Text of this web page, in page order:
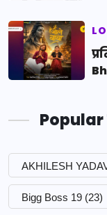
Popular
AKHILESH
Bigg Boss 19 (23)